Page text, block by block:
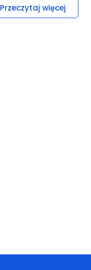
Przeczytaj więcej